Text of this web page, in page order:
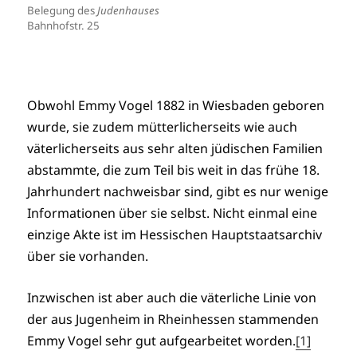
Belegung desJudenhauses
Bahnhofstr. 25
Obwohl Emmy Vogel 1882 in Wiesbaden geboren
wurde, sie zudem mütterlicherseits wie auch
väterlicherseits aus sehr alten jüdischen Familien
abstammte, die zum Teil bis weit in das frühe 18.
Jahrhundert nachweisbar sind, gibt es nur wenige
Informationen über sie selbst. Nicht einmal eine
einzige Akte ist im Hessischen Hauptstaatsarchiv
über sie vorhanden.
Inzwischen ist aber auch die väterliche Linie von
der aus Jugenheim in Rheinhessen stammenden
Emmy Vogel sehr gut aufgearbeitet worden.[1]